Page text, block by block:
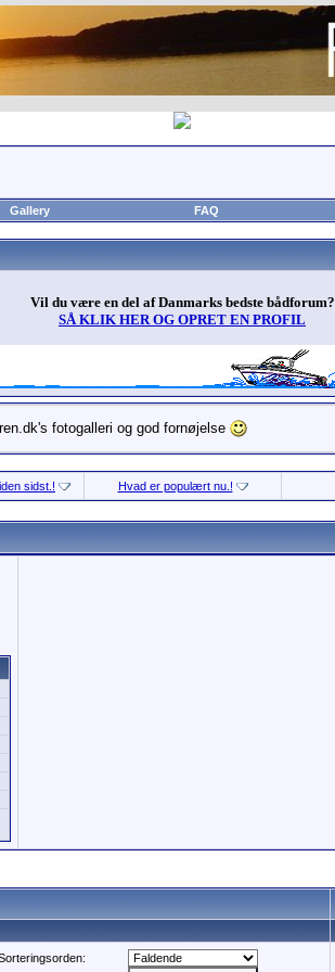
Gallery FAQ
Vil du være en del af Danmarks bedste bådforum?
SÅ KLIK HER OG OPRET EN PROFIL
fotogalleri og god fornøjelse
sidst.! Hvad er populært nu.!